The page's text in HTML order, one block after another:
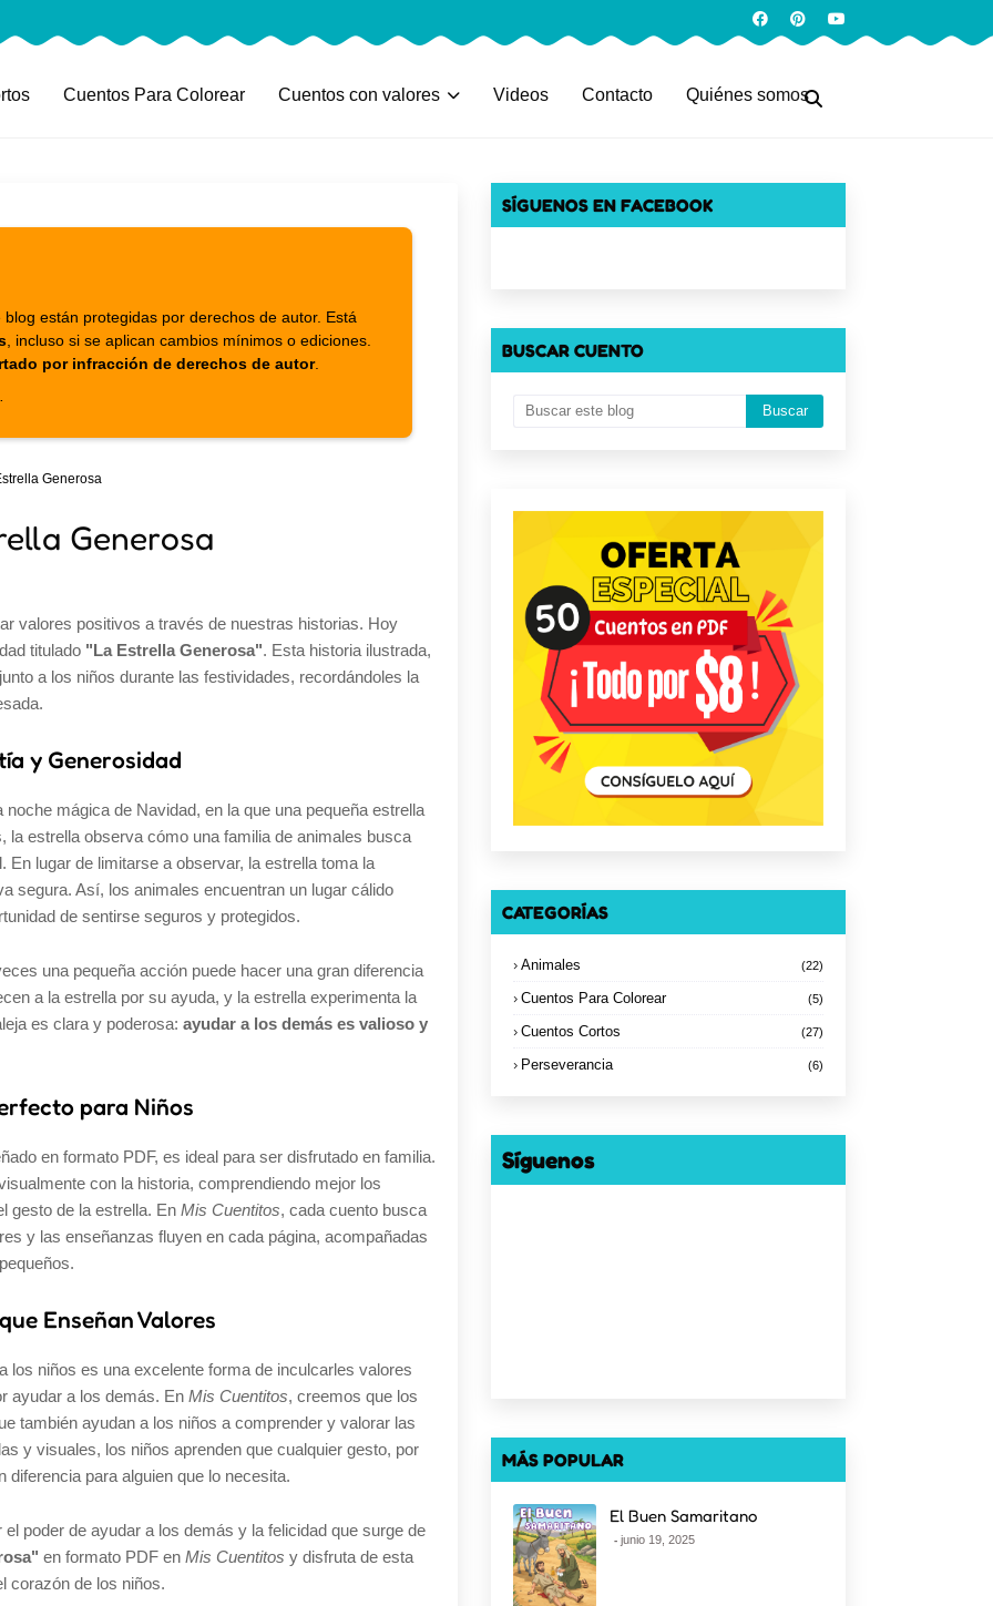
Cuentos Para Colorear Cuentos con valores Videos Contacto Quiénes somos
están protegidas por derechos de autor. Está
, incluso si se aplican cambios mínimos o ediciones.
por infracción de derechos de autor.
Generosa
Generosa
valores positivos a través de nuestras historias. Hoy
titulado "La Estrella Generosa". Esta historia ilustrada,
a los niños durante las festividades, recordándoles la
y Generosidad
mágica de Navidad, en la que una pequeña estrella
la estrella observa cómo una familia de animales busca
lugar de limitarse a observar, la estrella toma la
segura. Así, los animales encuentran un lugar cálido
de sentirse seguros y protegidos.
una pequeña acción puede hacer una gran diferencia
a la estrella por su ayuda, y la estrella experimenta la
es clara y poderosa: ayudar a los demás es valioso y
para Niños
en formato PDF, es ideal para ser disfrutado en familia.
con la historia, comprendiendo mejor los
gesto de la estrella. En Mis Cuentitos, cada cuento busca
y las enseñanzas fluyen en cada página, acompañadas
Enseñan Valores
los niños es una excelente forma de inculcarles valores
ayudar a los demás. En Mis Cuentitos, creemos que los
también ayudan a los niños a comprender y valorar las
y visuales, los niños aprenden que cualquier gesto, por
para alguien que lo necesita.
poder de ayudar a los demás y la felicidad que surge de
en formato PDF en Mis Cuentitos y disfruta de esta
corazón de los niños.
SÍGUENOS EN FACEBOOK
BUSCAR CUENTO
CATEGORÍAS
Animales (22)
Cuentos Para Colorear (5)
Cuentos Cortos (27)
Perseverancia (6)
Síguenos
MÁS POPULAR
El Buen Samaritano
junio 19, 2025